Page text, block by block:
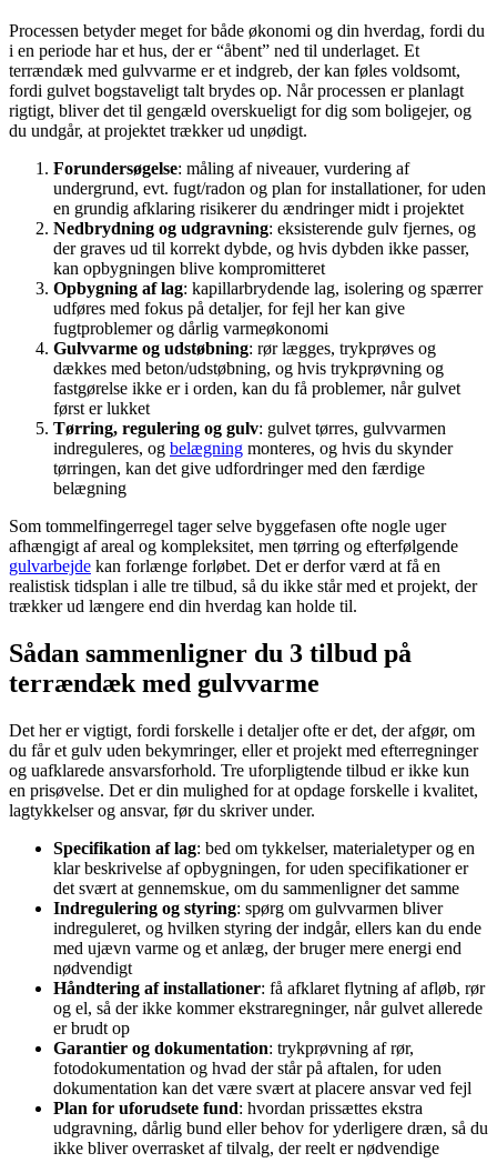
Processen betyder meget for både økonomi og din hverdag, fordi du
i en periode har et hus, der er “åbent” ned til underlaget. Et
terrændæk med gulvvarme er et indgreb, der kan føles voldsomt,
fordi gulvet bogstaveligt talt brydes op. Når processen er planlagt
rigtigt, bliver det til gengæld overskueligt for dig som boligejer, og
du undgår, at projektet trækker ud unødigt.
Forundersøgelse: måling af niveauer, vurdering af
undergrund, evt. fugt/radon og plan for installationer, for uden
en grundig afklaring risikerer du ændringer midt i projektet
Nedbrydning og udgravning: eksisterende gulv fjernes, og
der graves ud til korrekt dybde, og hvis dybden ikke passer,
kan opbygningen blive kompromitteret
Opbygning af lag: kapillarbrydende lag, isolering og spærrer
udføres med fokus på detaljer, for fejl her kan give
fugtproblemer og dårlig varmeøkonomi
Gulvvarme og udstøbning: rør lægges, trykprøves og
dækkes med beton/udstøbning, og hvis trykprøvning og
fastgørelse ikke er i orden, kan du få problemer, når gulvet
først er lukket
Tørring, regulering og gulv: gulvet tørres, gulvvarmen
indreguleres, og belægning monteres, og hvis du skynder
tørringen, kan det give udfordringer med den færdige
belægning
Som tommelfingerregel tager selve byggefasen ofte nogle uger
afhængigt af areal og kompleksitet, men tørring og efterfølgende
gulvarbejde kan forlænge forløbet. Det er derfor værd at få en
realistisk tidsplan i alle tre tilbud, så du ikke står med et projekt, der
trækker ud længere end din hverdag kan holde til.
Sådan sammenligner du 3 tilbud på
terrændæk med gulvvarme
Det her er vigtigt, fordi forskelle i detaljer ofte er det, der afgør, om
du får et gulv uden bekymringer, eller et projekt med efterregninger
og uafklarede ansvarsforhold. Tre uforpligtende tilbud er ikke kun
en prisøvelse. Det er din mulighed for at opdage forskelle i kvalitet,
lagtykkelser og ansvar, før du skriver under.
Specifikation af lag: bed om tykkelser, materialetyper og en
klar beskrivelse af opbygningen, for uden specifikationer er
det svært at gennemskue, om du sammenligner det samme
Indregulering og styring: spørg om gulvvarmen bliver
indreguleret, og hvilken styring der indgår, ellers kan du ende
med ujævn varme og et anlæg, der bruger mere energi end
nødvendigt
Håndtering af installationer: få afklaret flytning af afløb, rør
og el, så der ikke kommer ekstraregninger, når gulvet allerede
er brudt op
Garantier og dokumentation: trykprøvning af rør,
fotodokumentation og hvad der står på aftalen, for uden
dokumentation kan det være svært at placere ansvar ved fejl
Plan for uforudsete fund: hvordan prissættes ekstra
udgravning, dårlig bund eller behov for yderligere dræn, så du
ikke bliver overrasket af tilvalg, der reelt er nødvendige